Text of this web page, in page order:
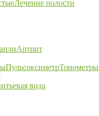
Лечение полости
Артрит
ПульсоксиметрТонометры
вода